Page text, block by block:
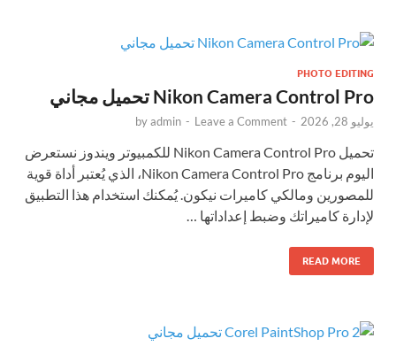
PHOTO EDITING
Nikon Camera Control Pro تحميل مجاني
يوليو 28, 2026 -
byadmin - Leave a Comment
تحميل Nikon Camera Control Pro للكمبيوتر ويندوز نستعرض
اليوم برنامج Nikon Camera Control Pro، الذي يُعتبر أداة قوية
للمصورين ومالكي كاميرات نيكون. يُمكنك استخدام هذا التطبيق
لإدارة كاميراتك وضبط إعداداتها …
READ MORE